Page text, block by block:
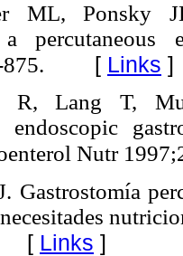
ML, Ponsky
a percutaneous
[ Links ]
R, Lang T,
endoscopic
Nutr
Gastrostomía
Links ]